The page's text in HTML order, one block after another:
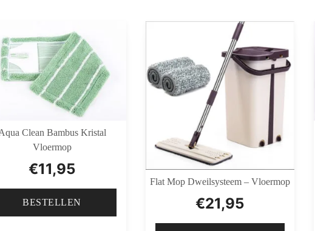
Clean Bambus Kristal
Vloermop
€11,95
BESTELLEN
Flat Mop Dweilsysteem – Vloermop
€21,95